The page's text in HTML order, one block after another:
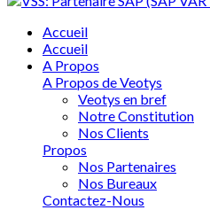
Accueil
Accueil
A Propos
A Propos de Veotys
Veotys en bref
Notre Constitution
Nos Clients
Propos
Nos Partenaires
Nos Bureaux
Contactez-Nous